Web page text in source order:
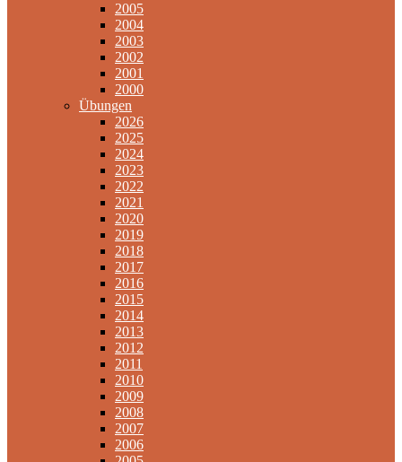
2005
2004
2003
2002
2001
2000
Übungen
2026
2025
2024
2023
2022
2021
2020
2019
2018
2017
2016
2015
2014
2013
2012
2011
2010
2009
2008
2007
2006